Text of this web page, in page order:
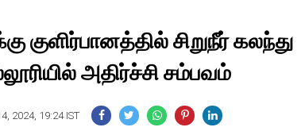
குளிர்பானத்தில் சிறுநீர் கலந்து
அதிர்ச்சி சம்பவம்
2024, 19:24 IST